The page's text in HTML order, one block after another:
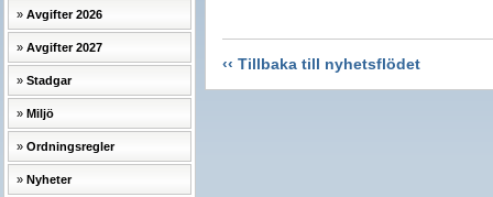
Avgifter 2026
Avgifter 2027
Stadgar
Miljö
Ordningsregler
Nyheter
‹‹ Tillbaka till nyhetsflödet